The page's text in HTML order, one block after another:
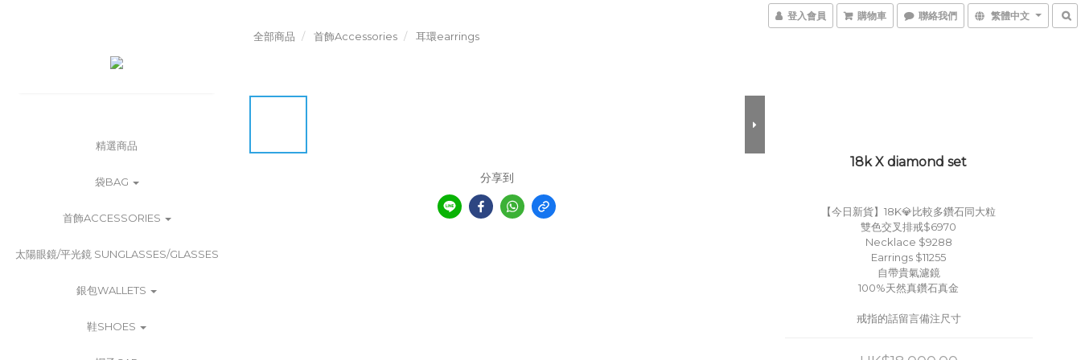
登入會員 購物車 聯絡我們 繁體中文
精選商品
袋BAG
首飾ACCESSORIES
太陽眼鏡/平光鏡 SUNGLASSES/GLASSES
銀包WALLETS
鞋SHOES
全部商品 首飾Accessories 耳環earrings
分享到
18k X diamond set
【今日新貨】18K💎比較多鑽石同大粒
雙色交叉排戒$6970
Necklace $9288
Earrings $11255
自帶貴氣濾鏡
100%天然真鑽石真金
戒指的話留言備注尺寸